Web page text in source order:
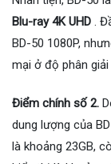
Blu-ray 4K UHD .
BD-50 1080P,
mại ở độ phân giải
Điểm chính số 2.
dung lượng của
là khoảng 23GB,